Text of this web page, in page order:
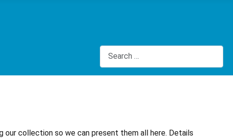
Search
our collection so we can present them all here. Details